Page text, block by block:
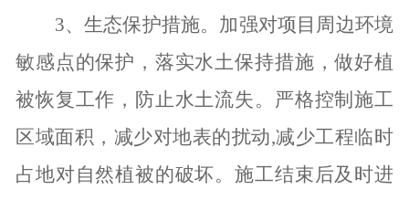
3、生态保护措施。加强对项目周边环境
敏感点的保护，落实水土保持措施，做好植
被恢复工作，防止水土流失。严格控制施工
区域面积，减少对地表的扰动,减少工程临时
占地对自然植被的破坏。施工结束后及时进